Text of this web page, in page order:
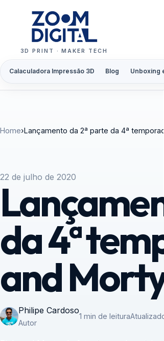
3D PRINT · MAKER TECH
Calaculadora Impressão 3D Blog Unboxing
Home›Lançamento da 2ª parte da 4ª
22 de julho de 2020
da 4ª
and
Philipe Cardoso
Autor
1 min de leitura